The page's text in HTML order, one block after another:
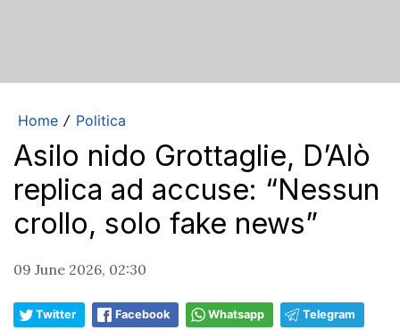
Home / Politica
Asilo nido Grottaglie, D’Alò
replica ad accuse: “Nessun
crollo, solo fake news”
09 June 2026, 02:30
Twitter Facebook Whatsapp Telegram